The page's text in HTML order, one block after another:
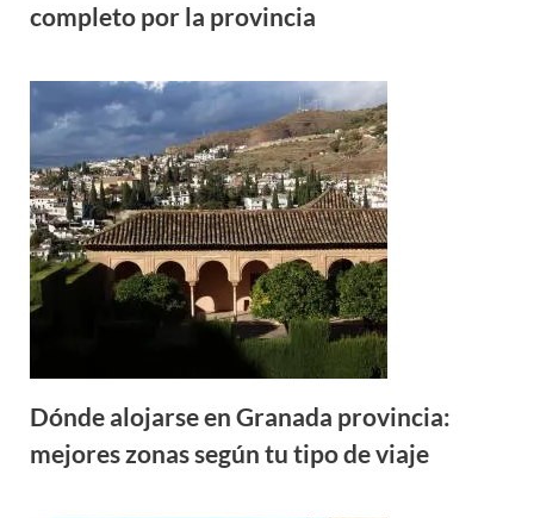
completo por la provincia
Dónde alojarse en Granada provincia:
mejores zonas según tu tipo de viaje